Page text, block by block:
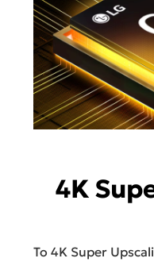
4K
Το 4K Super